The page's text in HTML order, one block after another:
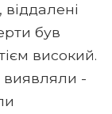
віддалені
був
високий.
виявляли -